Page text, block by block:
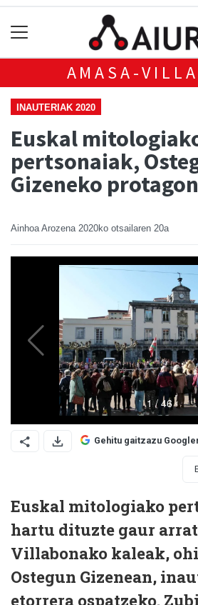
AMASA-
INAUTERIAK 2020
Euskal
pertsonaiak,
Gizeneko
Ainhoa Arozena 2020ko otsailaren 20a
Gehitu gaitzazu
Euskal mitologiako
hartu dituzte gaur
Villabonako kaleak,
Ostegun Gizenean,
etorrera ospatzeko.